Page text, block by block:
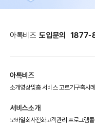
아톡비즈 도입문의 1877-
아톡비즈
소개영상맞춤 서비스 고르기구축사례
서비스소개
모바일회사전화고객관리 프로그램